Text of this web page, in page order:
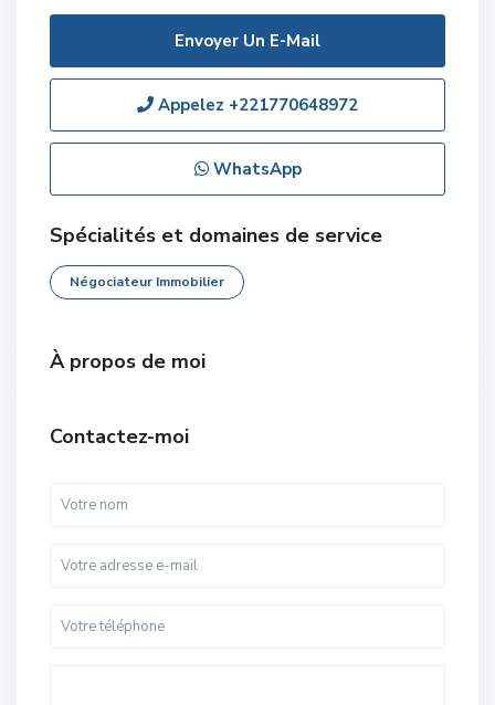
Envoyer Un E-Mail
Appelez +221770648972
WhatsApp
Spécialités et domaines de service
Négociateur Immobilier
À propos de moi
Contactez-moi